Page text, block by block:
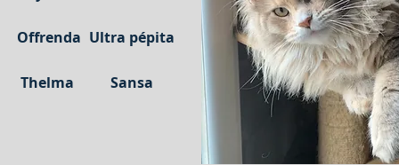
Offrenda Ultra pépita
Sansa
Thelma